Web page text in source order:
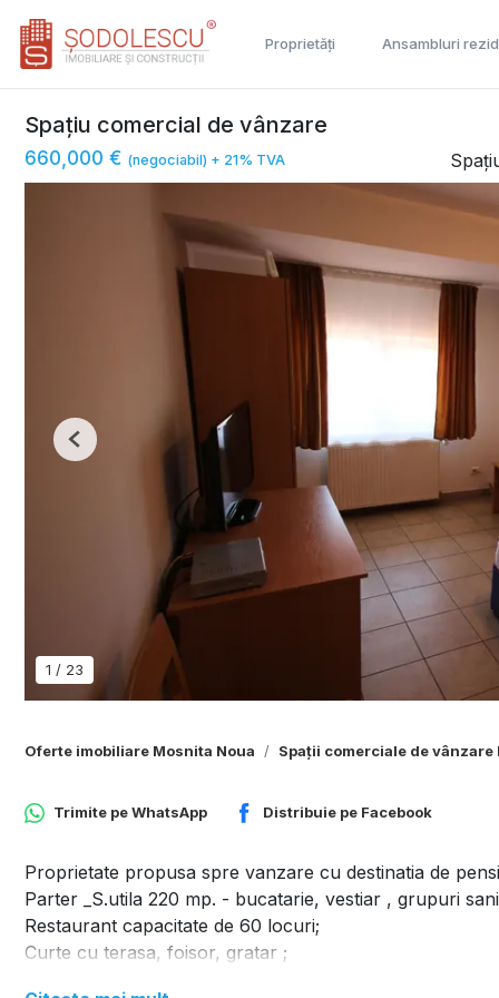
Proprietăți Ansambluri
Spațiu comercial de vânzare
660,000 € (negociabil) + 21% TVA
1 / 23
Previous
Oferte imobiliare Mosnita Noua Spații comerciale de vânzare
Trimite peWhatsApp Distribuie pe Facebook
Proprietate propusa spre vanzare cu destinatia de
Parter _S.utila 220 mp. - bucatarie, vestiar , grupuri
Restaurant capacitate de 60 locuri;
Curte cu terasa, foisor, gratar ;